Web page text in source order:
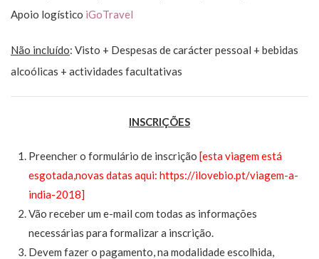
Apoio logístico iGoTravel
Não incluído: Visto + Despesas de carácter pessoal + bebidas
alcoólicas + actividades facultativas
INSCRIÇÕES
Preencher o formulário de inscrição [esta viagem está
esgotada,novas datas aqui: https://ilovebio.pt/viagem-a-
india-2018]
Vão receber um e-mail com todas as informações
necessárias para formalizar a inscrição.
Devem fazer o pagamento, na modalidade escolhida,